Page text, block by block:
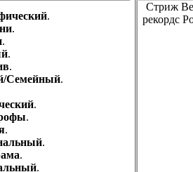
.
.
.
.
.
Семейный.
.
.
.
.
.
.
Стриж
рекордс